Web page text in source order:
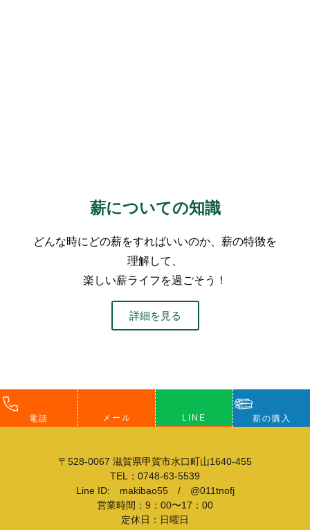
薪についての知識
どんな時にどの薪をすればいいのか、薪の特徴を
理解して、
楽しい薪ライフを過ごそう！
詳細を見る
電話 メール LINE 薪の購入
〒528-0067 滋賀県甲賀市水口町山1640-455
TEL：0748-63-5539
Line ID: makibao55 / @011tnofj
営業時間：9：00〜17：00
定休日：日曜日